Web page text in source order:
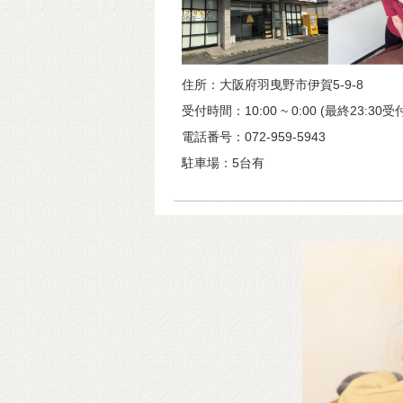
住所：大阪府羽曳野市伊賀5-9-8
受付時間：10:00 ~ 0:00 (最終23:30受
電話番号：072-959-5943
駐車場：5台有